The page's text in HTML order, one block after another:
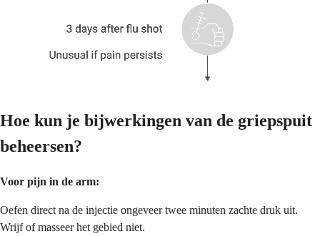
Hoe kun je bijwerkingen van de griepspuit
beheersen?
Voor pijn in de arm:
Oefen direct na de injectie ongeveer twee minuten zachte druk uit.
Wrijf of masseer het gebied niet.